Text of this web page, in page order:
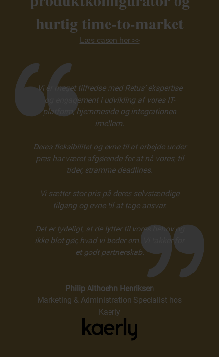
hurtig time-to-market
Læs casen her >>
Vi er meget tilfredse med Retus’ ekspertise
og engagement i udvikling af vores IT-
platform, hjemmeside og integrationen
imellem.
Deres fleksibilitet og evne til at arbejde under
pres har været afgørende for at nå vores, til
tider, stramme deadlines.
Vi sætter stor pris på deres selvstændige
tilgang og evne til at tage ansvar.
Det er tydeligt, at de lytter til vores behov og
ikke blot gør, hvad vi beder om. Vi takker for
et godt partnerskab.
Philip Althoehn Henriksen
Marketing & Administration Specialist hos
Kaerly